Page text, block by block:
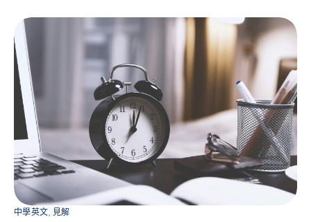
中學英文, 見解